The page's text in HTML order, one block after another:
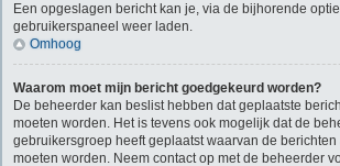
Een opgeslagen bericht kan je, via de bijhorende
gebruikerspaneel weer laden.
Omhoog
Waarom moet mijn bericht goedgekeurd worden?
De beheerder kan beslist hebben dat geplaatste
moeten worden. Het is tevens ook mogelijk dat de
gebruikersgroep heeft geplaatst waarvan de
moeten worden. Neem contact op met de beheerder